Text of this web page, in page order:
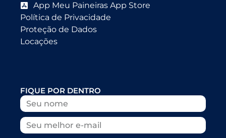
App Meu Paineiras App Store
Política de Privacidade
Proteção de Dados
Locações
FIQUE POR DENTRO